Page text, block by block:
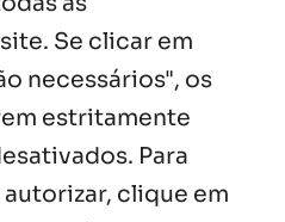
Se clicar em
necessários", os
estritamente
Para
clique em
comemora 5 anos
e missa em São